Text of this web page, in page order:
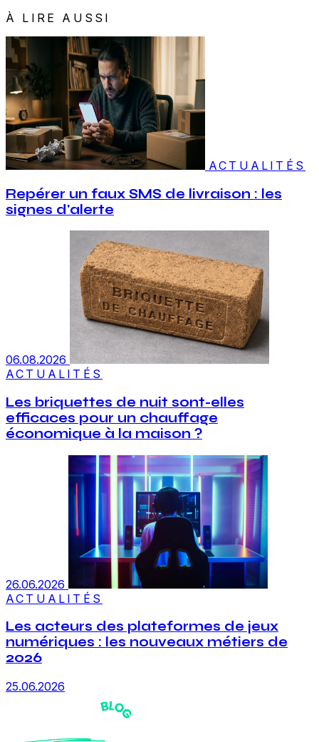
À LIRE AUSSI
ACTUALITÉS
Repérer un faux SMS de livraison : les
signes d'alerte
06.08.2026
ACTUALITÉS
Les briquettes de nuit sont-elles
efficaces pour un chauffage
économique à la maison ?
26.06.2026
ACTUALITÉS
Les acteurs des plateformes de jeux
numériques : les nouveaux métiers de
2026
25.06.2026